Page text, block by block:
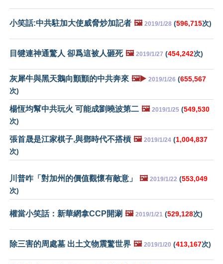
小笑話:中共駐加大使威脅炒加記者 🖼️ 2019/1/28 (596,715次)
目犍連神通驚人 卻爲這被人砸死 🖼️ 2019/1/27 (454,242次)
灰犀牛與黑天鵝向顫顫的中共奔來 🖼️▶️ 2019/1/26 (655,567
次)
楊恆均幫中共玩火 可能成劉曉波第二 🖼️ 2019/1/25 (549,530
次)
張首晟是江家棋子,與鄧時代不搭槓 🖼️ 2019/1/24 (1,004,837
次)
川普咋「對加州的價值觀懷有敵意」 🖼️ 2019/1/22 (553,049
次)
權當小笑話：新華網拿CCP開涮 🖼️ 2019/1/21 (529,128次)
除三害的周處墓 出土文物震驚世界 🖼️ 2019/1/20 (413,167次)